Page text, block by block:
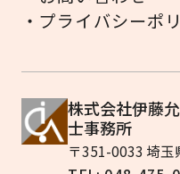
・プライバシーポ
株式会社伊藤
士事務所
〒351-0033 埼